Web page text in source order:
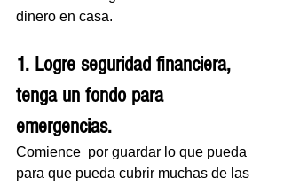
dinero en casa.
1. Logre seguridad financiera,
tenga un fondo para
emergencias.
Comience  por guardar lo que pueda
para que pueda cubrir muchas de las